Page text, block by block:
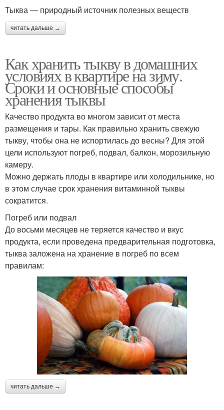
Тыква — природный источник полезных веществ
читать дальше →
Как хранить тыкву в домашних
условиях в квартире на зиму.
Сроки и основные способы
хранения тыквы
Качество продукта во многом зависит от места
размещения и тары. Как правильно хранить свежую
тыкву, чтобы она не испортилась до весны? Для этой
цели используют погреб, подвал, балкон, морозильную
камеру.
Можно держать плоды в квартире или холодильнике, но
в этом случае срок хранения витаминной тыквы
сократится.
Погреб или подвал
До восьми месяцев не теряется качество и вкус
продукта, если проведена предварительная подготовка,
тыква заложена на хранение в погреб по всем
правилам:
читать дальше →